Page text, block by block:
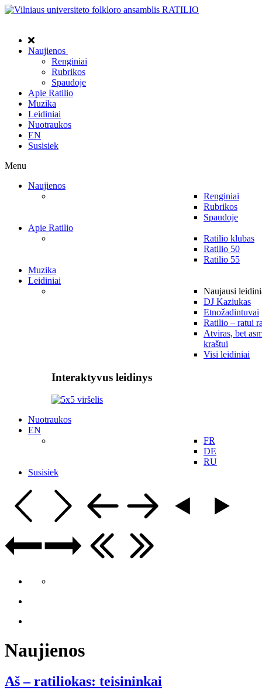
Naujienos
Renginiai
Rubrikos
Spaudoje
Apie Ratilio
Muzika
Leidiniai
Nuotraukos
EN
Susisiek
Menu
Naujienos
Renginiai
Rubrikos
Spaudoje
Apie Ratilio
Ratilio klubas
Ratilio 50
Ratilio 55
Muzika
Leidiniai
Naujausi
DJ Kaziukas
Etnožadintuvai
Ratilio – ratui
Atviras, bet
kraštui
Visi leidiniai
Interaktyvus leidinys
Nuotraukos
EN
FR
DE
RU
Susisiek
Naujienos
Aš – ratiliokas: teisininkai